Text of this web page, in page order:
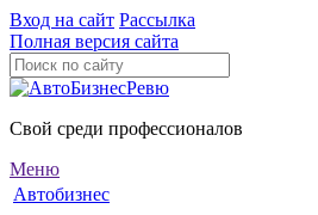
Вход на сайт Рассылка
Полная версия сайта
Свой среди профессионалов
Меню
Автобизнес